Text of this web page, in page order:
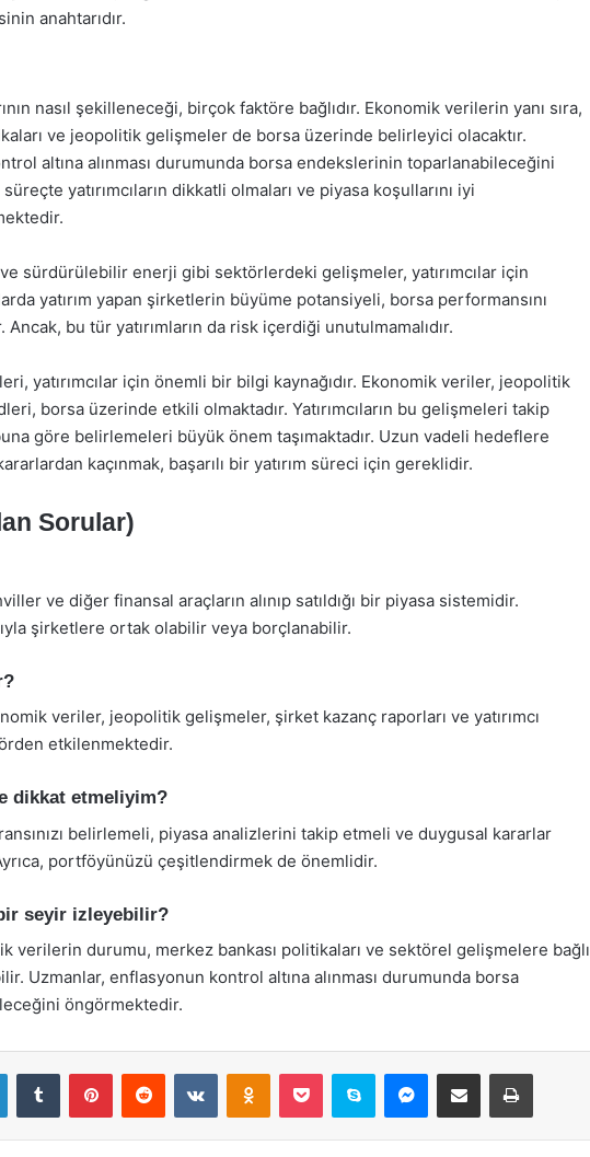
anahtarıdır.
nasıl şekilleneceği, birçok faktöre bağlıdır. Ekonomik verilerin yanı sıra,
ve jeopolitik gelişmeler de borsa üzerinde belirleyici olacaktır.
altına alınması durumunda borsa endekslerinin toparlanabileceğini
yatırımcıların dikkatli olmaları ve piyasa koşullarını iyi
sürdürülebilir enerji gibi sektörlerdeki gelişmeler, yatırımcılar için
yatırım yapan şirketlerin büyüme potansiyeli, borsa performansını
bu tür yatırımların da risk içerdiği unutulmamalıdır.
yatırımcılar için önemli bir bilgi kaynağıdır. Ekonomik veriler, jeopolitik
borsa üzerinde etkili olmaktadır. Yatırımcıların bu gelişmeleri takip
göre belirlemeleri büyük önem taşımaktadır. Uzun vadeli hedeflere
kaçınmak, başarılı bir yatırım süreci için gereklidir.
Sorular)
ve diğer finansal araçların alınıp satıldığı bir piyasa sistemidir.
şirketlere ortak olabilir veya borçlanabilir.
veriler, jeopolitik gelişmeler, şirket kazanç raporları ve yatırımcı
etkilenmektedir.
dikkat etmeliyim?
belirlemeli, piyasa analizlerini takip etmeli ve duygusal kararlar
Ayrıca, portföyünüzü çeşitlendirmek de önemlidir.
seyir izleyebilir?
verilerin durumu, merkez bankası politikaları ve sektörel gelişmelere bağlı
Uzmanlar, enflasyonun kontrol altına alınması durumunda borsa
öngörmektedir.
LinkedInTumblr PinterestReddit VKontakteOdnoklassniki
Pocket Skype Messenger
E-Posta ile paylaş Yazdır